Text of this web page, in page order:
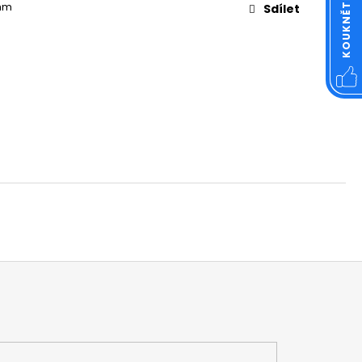
Sdílet
ČTVERCOVÁ NEREZ